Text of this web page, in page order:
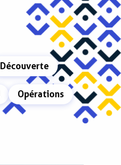
Découverte
Opérations